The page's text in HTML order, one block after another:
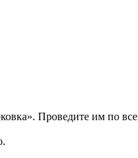
Проведите им по